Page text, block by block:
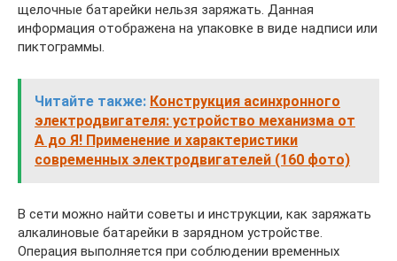
щелочные батарейки нельзя заряжать. Данная
информация отображена на упаковке в виде надписи или
пиктограммы.
Читайте также: Конструкция асинхронного
электродвигателя: устройство механизма от
А до Я! Применение и характеристики
современных электродвигателей (160 фото)
В сети можно найти советы и инструкции, как заряжать
алкалиновые батарейки в зарядном устройстве.
Операция выполняется при соблюдении временных